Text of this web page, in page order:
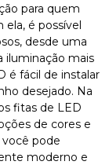
para quem
ela, é possível
desde uma
iluminação mais
é fácil de instalar
desejado. Na
fitas de LED
de cores e
pode
moderno e